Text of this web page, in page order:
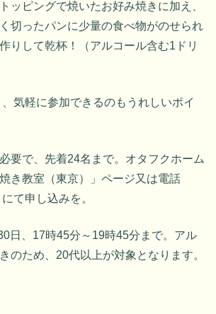
ッピングで焼いたお好み焼きに加え、
切ったパンに少量の食べ物がのせられ
りして乾杯！（アルコール含む1ドリ
気軽に参加できるのもうれしいポイ
要で、先着24名まで。オタフクホーム
き教室（東京）」ページ又は電話
て申し込みを。
日、17時45分～19時45分まで。アル
のため、20代以上が対象となります。